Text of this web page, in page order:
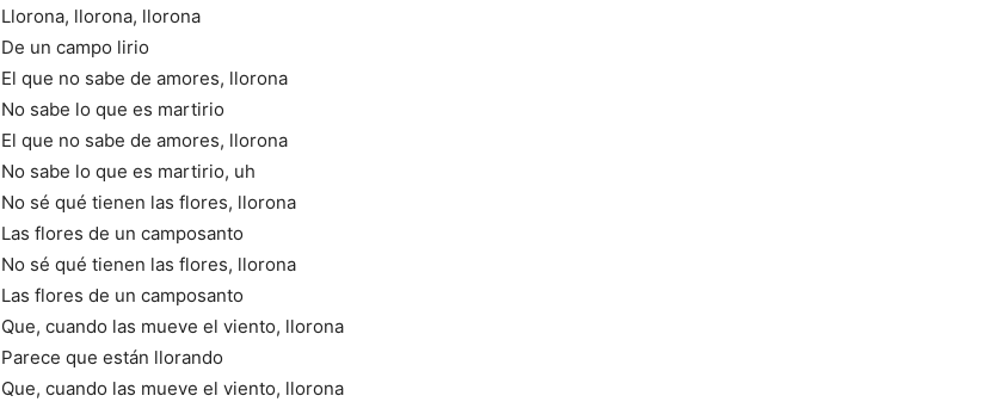
Llorona, llorona, llorona
De un campo lirio
El que no sabe de amores, llorona
No sabe lo que es martirio
El que no sabe de amores, llorona
No sabe lo que es martirio, uh
No sé qué tienen las flores, llorona
Las flores de un camposanto
No sé qué tienen las flores, llorona
Las flores de un camposanto
Que, cuando las mueve el viento, llorona
Parece que están llorando
Que, cuando las mueve el viento, llorona